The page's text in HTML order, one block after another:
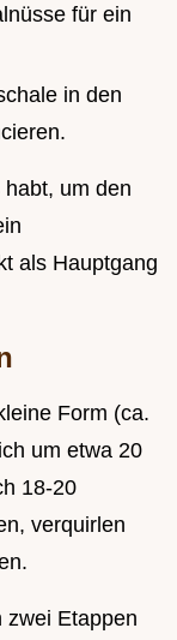
für ein
in den
um den
als Hauptgang
Form (ca.
um etwa 20
18-20
verquirlen
zwei Etappen